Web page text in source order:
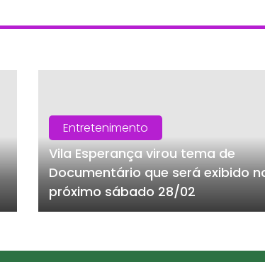
Entretenimento
Vila Esperança virou tema de
Documentário que será exibido
próximo sábado 28/02